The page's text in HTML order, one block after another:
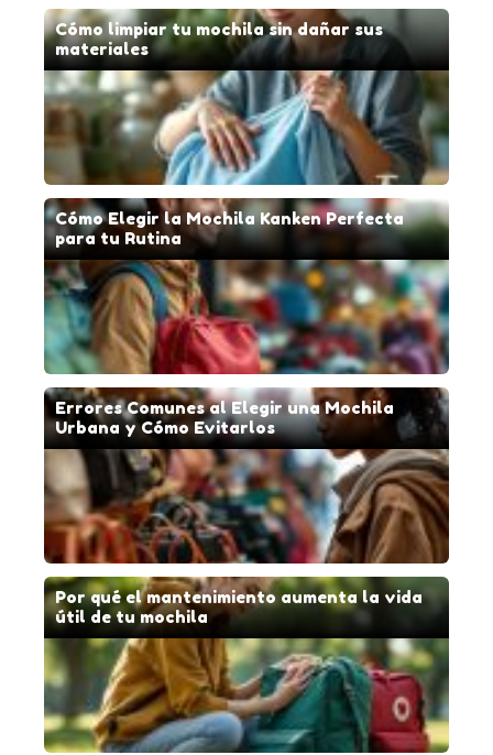
Cómo limpiar tu mochila sin dañar sus
materiales
Cómo Elegir la Mochila Kanken Perfecta
para tu Rutina
Errores Comunes al Elegir una Mochila
Urbana y Cómo Evitarlos
Por qué el mantenimiento aumenta la vida
útil de tu mochila